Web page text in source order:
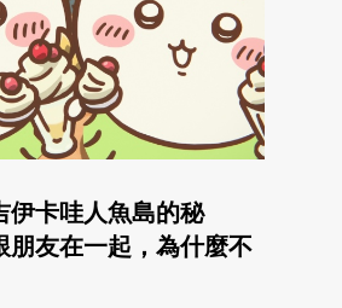
伊卡哇人魚島的秘
朋友在一起，為什麼不